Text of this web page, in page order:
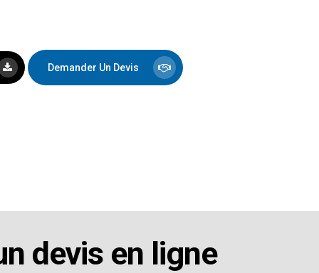
Demander Un Devis
devis en ligne